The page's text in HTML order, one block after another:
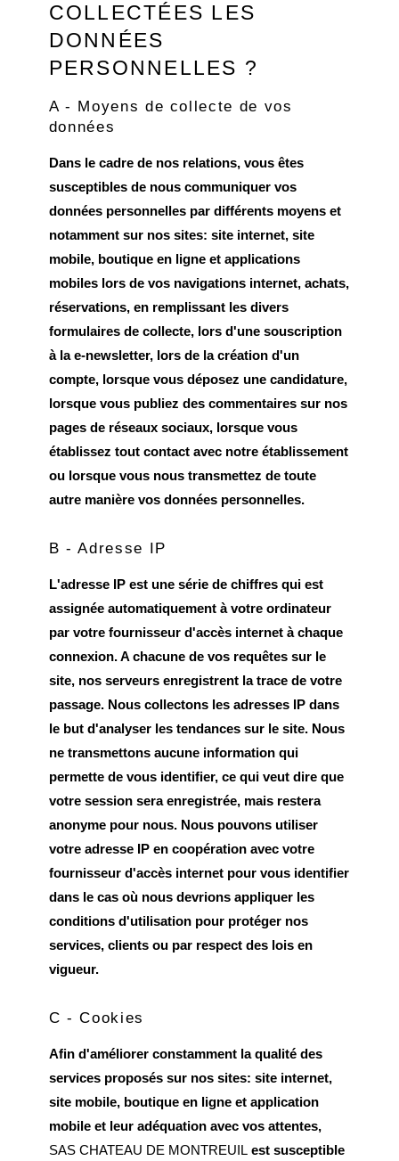
COLLECTÉES LES
DONNÉES
PERSONNELLES ?
A - Moyens de collecte de vos
données
Dans le cadre de nos relations, vous êtes
susceptibles de nous communiquer vos
données personnelles par différents moyens et
notamment sur nos sites: site internet, site
mobile, boutique en ligne et applications
mobiles lors de vos navigations internet, achats,
réservations, en remplissant les divers
formulaires de collecte, lors d'une souscription
à la e-newsletter, lors de la création d'un
compte, lorsque vous déposez une candidature,
lorsque vous publiez des commentaires sur nos
pages de réseaux sociaux, lorsque vous
établissez tout contact avec notre établissement
ou lorsque vous nous transmettez de toute
autre manière vos données personnelles.
B - Adresse IP
L'adresse IP est une série de chiffres qui est
assignée automatiquement à votre ordinateur
par votre fournisseur d'accès internet à chaque
connexion. A chacune de vos requêtes sur le
site, nos serveurs enregistrent la trace de votre
passage. Nous collectons les adresses IP dans
le but d'analyser les tendances sur le site. Nous
ne transmettons aucune information qui
permette de vous identifier, ce qui veut dire que
votre session sera enregistrée, mais restera
anonyme pour nous. Nous pouvons utiliser
votre adresse IP en coopération avec votre
fournisseur d'accès internet pour vous identifier
dans le cas où nous devrions appliquer les
conditions d'utilisation pour protéger nos
services, clients ou par respect des lois en
vigueur.
C - Cookies
Afin d'améliorer constamment la qualité des
services proposés sur nos sites: site internet,
site mobile, boutique en ligne et application
mobile et leur adéquation avec vos attentes,
SAS CHATEAU DE MONTREUILest susceptible